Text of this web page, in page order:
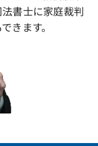
書士に家庭裁判
きます。